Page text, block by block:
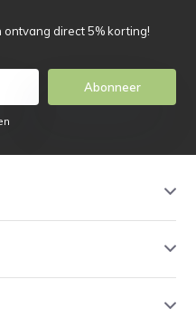
direct 5% korting!
Abonneer